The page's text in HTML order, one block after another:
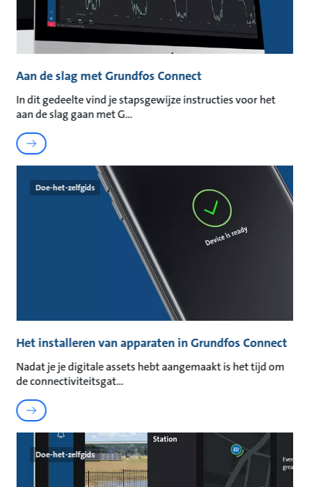
Aan de slag met Grundfos Connect
In dit gedeelte vind je stapsgewijze instructies voor het
aan de slag gaan met G
Doe-het-zelfgids
Het installeren van apparaten in Grundfos Connect
Nadat je je digitale assets hebt aangemaakt is het tijd om
de connectiviteitsgat
Doe-het-zelfgids